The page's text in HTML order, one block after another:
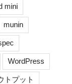
mini
munin
WordPress
トプット